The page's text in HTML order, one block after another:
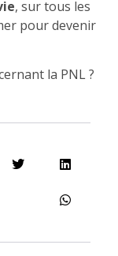
, sur tous les
pour devenir
la PNL ?